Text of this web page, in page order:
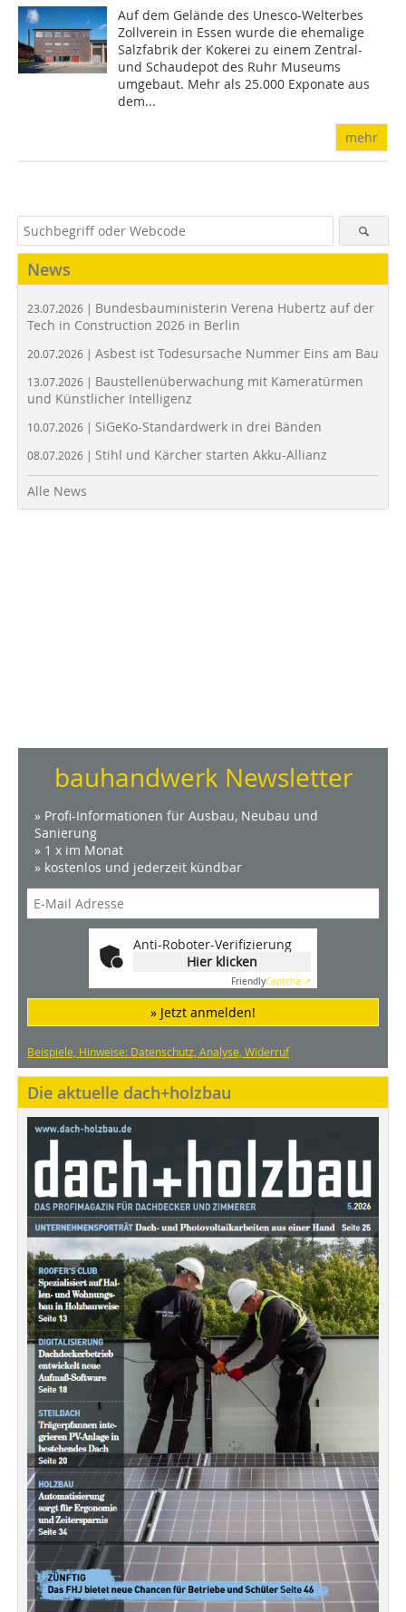
Auf dem Gelände des Unesco-Welterbes
Zollverein in Essen wurde die ehemalige
Salzfabrik der Kokerei zu einem Zentral-
und Schaudepot des Ruhr Museums
umgebaut. Mehr als 25.000 Exponate aus
dem...
mehr
News
23.07.2026 | Bundesbauministerin Verena Hubertz auf der
Tech in Construction 2026 in Berlin
20.07.2026 | Asbest ist Todesursache Nummer Eins am Bau
13.07.2026 | Baustellenüberwachung mit Kameratürmen
und Künstlicher Intelligenz
10.07.2026 | SiGeKo-Standardwerk in drei Bänden
08.07.2026 | Stihl und Kärcher starten Akku-Allianz
Alle News
bauhandwerk Newsletter
» Profi-Informationen für Ausbau, Neubau und
Sanierung
» 1 x im Monat
» kostenlos und jederzeit kündbar
Anti-Roboter-Verifizierung
Hier klicken
FriendlyCaptcha ⇗
» Jetzt anmelden!
Beispiele, Hinweise: Datenschutz, Analyse, Widerruf
Die aktuelle dach+holzbau